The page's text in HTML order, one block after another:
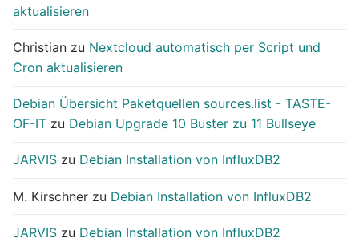
aktualisieren
Christian zu Nextcloud automatisch per Script und
Cron aktualisieren
Debian Übersicht Paketquellen sources.list - TASTE-
OF-IT zu Debian Upgrade 10 Buster zu 11 Bullseye
JARVIS zu Debian Installation von InfluxDB2
M. Kirschner zu Debian Installation von InfluxDB2
JARVIS zu Debian Installation von InfluxDB2